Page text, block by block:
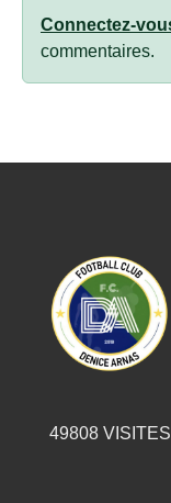
Connectez-
commentaires.
49808VISITES